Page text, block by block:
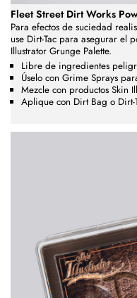
Fleet Street Dirt Works
Para efectos de suciedad
use Dirt-Tac para asegurar el
Illustrator Grunge Palette.
Libre de ingredientes
Úselo con Grime Sprays
Mezcle con productos Skin
Aplique con Dirt Bag o Dirt-